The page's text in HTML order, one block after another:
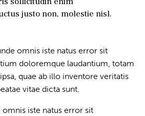
justo non, molestie nisl.
omnis iste natus error sit
doloremque laudantium, totam
quae ab illo inventore veritatis
vitae dicta sunt.
iste natus error sit